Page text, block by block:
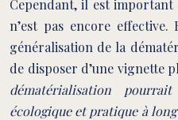
Cependant, il est
n’est pas encore
généralisation de la
de disposer d’une vignette
dématérialisation
écologique et pratique à